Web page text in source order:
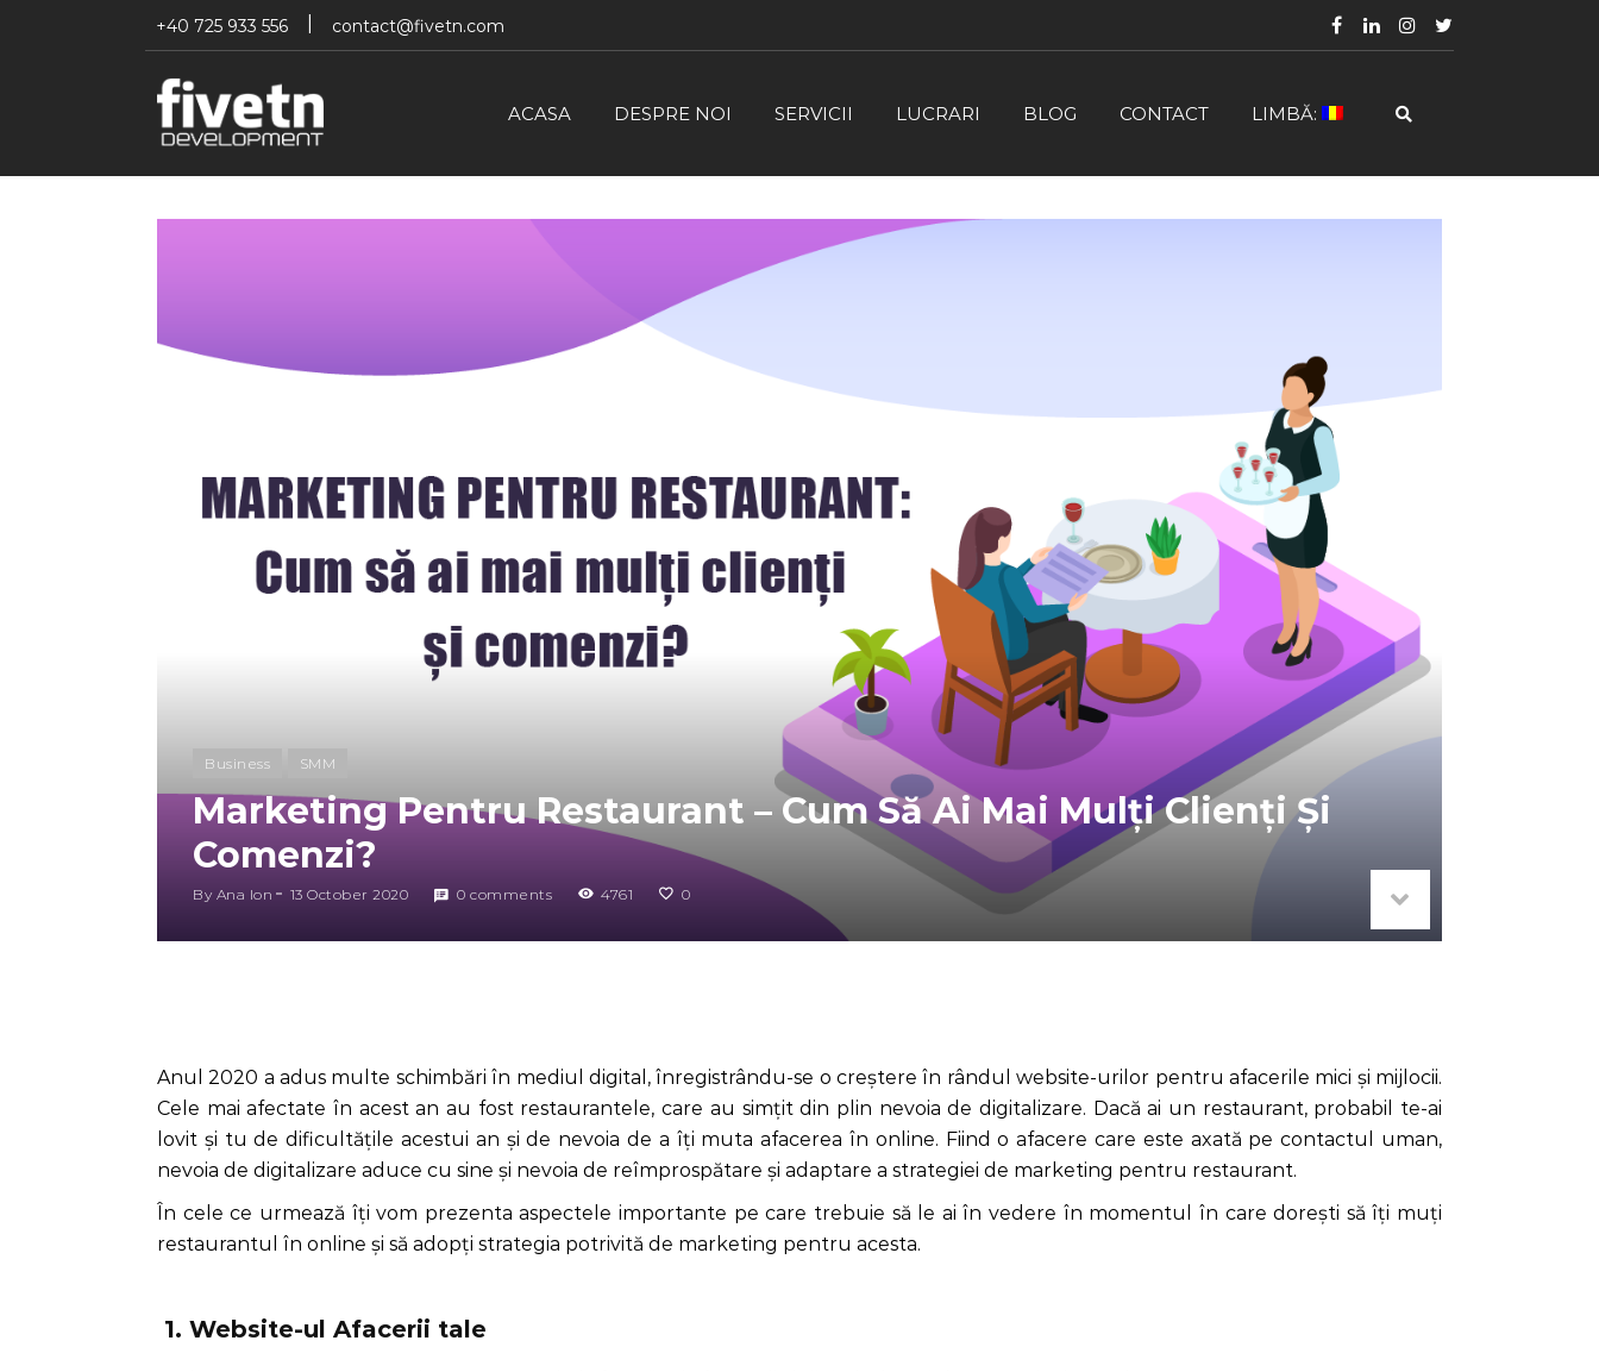
+40 725 933 556 contact@fivetn.com
ACASA DESPRE NOI SERVICII LUCRARI BLOG CONTACT LIMBĂ:
Business SMM
Marketing Pentru Restaurant – Cum Să Ai Mai Mulți Clienți Și
Comenzi?
By Ana Ion 13 October 2020 0 comments 4761 0
Anul 2020 a adus multe schimbări în mediul digital, înregistrându-se o creștere în rândul website-urilor pentru afacerile mici și mijlocii.
Cele mai afectate în acest an au fost restaurantele, care au simțit din plin nevoia de digitalizare. Dacă ai un restaurant, probabil te-ai
lovit și tu de dificultățile acestui an și de nevoia de a îți muta afacerea în online. Fiind o afacere care este axată pe contactul uman,
nevoia de digitalizare aduce cu sine și nevoia de reîmprospătare și adaptare a strategiei de marketing pentru restaurant.
În cele ce urmează îți vom prezenta aspectele importante pe care trebuie să le ai în vedere în momentul în care dorești să îți muți
restaurantul în online și să adopți strategia potrivită de marketing pentru acesta.
1. Website-ul Afacerii tale